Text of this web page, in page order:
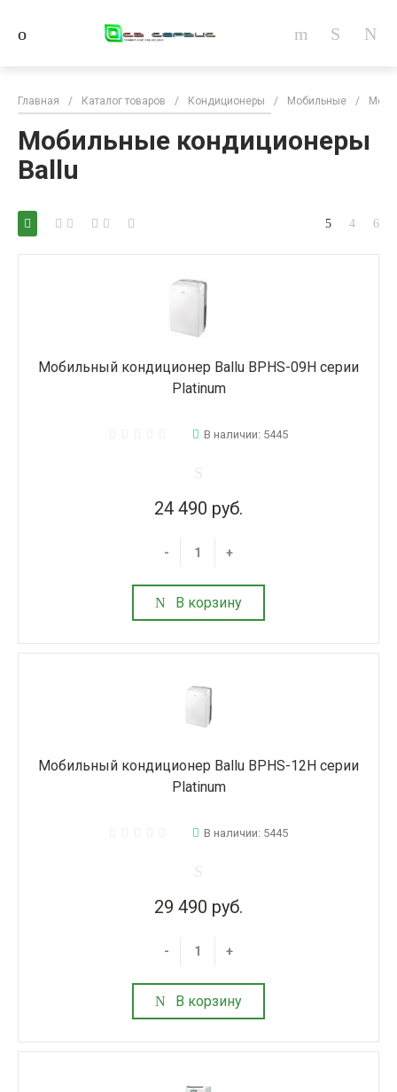
Главная / Каталог товаров / Кондиционеры / Мобильные /
Мобильные кондиционеры
Ballu
Мобильный кондиционер Ballu BPHS-09H серии
Platinum
В наличии: 5445
24 490 руб.
- +
В корзину
Мобильный кондиционер Ballu BPHS-12H серии
Platinum
В наличии: 5445
29 490 руб.
- +
В корзину